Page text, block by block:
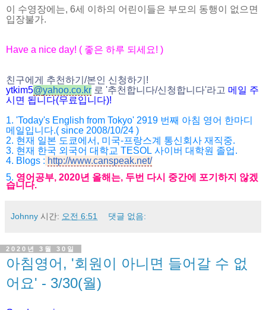
이 수영장에는, 6세 이하의 어린이들은 부모의 동행이 없으면
입장불가.
Have a nice day! ( 좋은 하루 되세요! )
친구에게 추천하기 /본인 신청하기 !
ytkim5@yahoo.co.kr 로 '추천합니다/신청합니다'라고 메일 주
시면 됩니다(무료입니다)!
1. 'Today's English from Tokyo' 2919 번째 아침 영어 한마디
메일입니다.( since 2008/10/24 )
2. 현재 일본 도쿄에서 , 미국-프랑스계 통신회사 재직중.
3. 현재 한국 외국어 대학교 TESOL 사이버 대학원 졸업.
4. Blogs : http://www.canspeak.net/
5. 영어공부, 2020년 올해는, 두번 다시 중간에 포기하지 않겠
습니다.
Johnny 시간: 오전 6:51 댓글 없음:
2020년 3월 30일
아침영어, '회원이 아니면 들어갈 수 없
어요' - 3/30(월)